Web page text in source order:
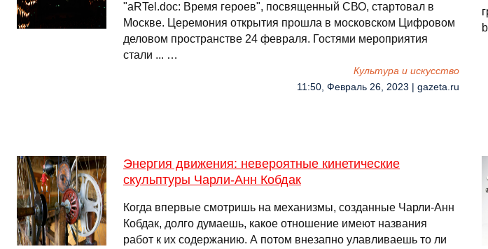
"aRTel.doc: Время героев", посвященный СВО, стартовал в
Москве. Церемония открытия прошла в московском Цифровом
деловом пространстве 24 февраля. Гостями мероприятия
стали ... …
Культура и искусство
11:50, Февраль 26, 2023 | gazeta.ru
Энергия движения: невероятные кинетические
скульптуры Чарли-Анн Кобдак
Когда впервые смотришь на механизмы, созданные Чарли-Анн
Кобдак, долго думаешь, какое отношение имеют названия
работ к их содержанию. А потом внезапно улавливаешь то ли